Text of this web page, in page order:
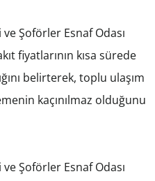
Şoförler Esnaf Odası
fiyatlarının kısa sürede
belirterek, toplu ulaşım
kaçınılmaz olduğunu
Şoförler Esnaf Odası